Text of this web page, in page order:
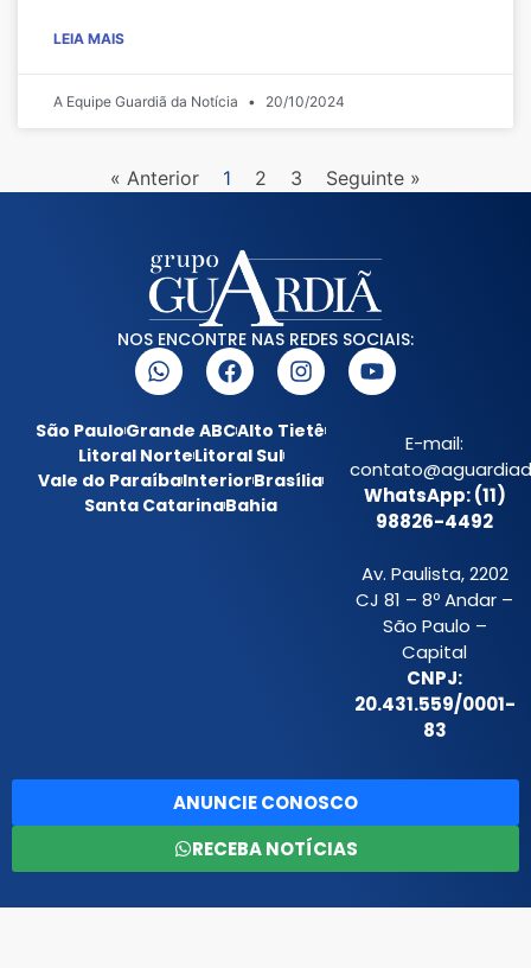
LEIA MAIS
A Equipe Guardiã da Notícia 20/10/2024
« Anterior 1 2 3 Seguinte »
NOS ENCONTRE NAS REDES SOCIAIS:
São PauloGrande ABCAlto Tietê
Litoral NorteLitoral Sul
Vale do ParaíbaInteriorBrasília
Santa CatarinaBahia
E-mail:
WhatsApp: (11)
98826-4492
Av. Paulista, 2202
CJ 81 – 8º Andar –
São Paulo –
Capital
CNPJ:
20.431.559/0001-
83
ANUNCIE CONOSCO
RECEBA NOTÍCIAS